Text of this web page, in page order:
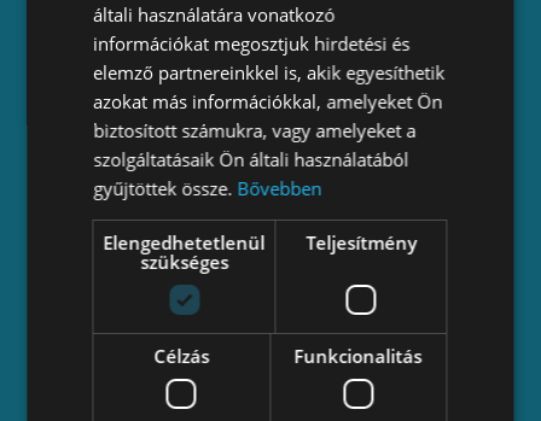
Bejegyzés
Beszámolók
Esélyegyenlőségi terv
Támogatási szerződési feltételek
Lépjünk kapcsolatba!
iroda és székhely: 1114 Budapest, Kosztolányi
Dezső tér 7.
telefon: +36 70 883 3033
e-mail: info _kukac_ valyo.hu
– facebook:
valyovalyo
általi használatára vonatkozó
információkat megosztjuk hirdetési és
elemző partnereinkkel is, akik egyesíthetik
azokat más információkkal, amelyeket Ön
biztosított számukra, vagy amelyeket a
szolgáltatásaik Ön általi használatából
gyűjtöttek össze. Bővebben
Elengedhetetlenül
szükséges
Teljesítmény
Célzás Funkcionalitás